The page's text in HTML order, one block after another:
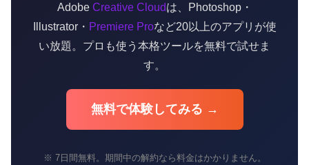
Adobe Creative Cloudは、Photoshop・
Illustrator・ Premiere Proなど20以上のアプリが使
い放題。プロも使う本格ツールを無料で試せま
す。
無料で体験してみる →
※ 7日間無料。期間中の解約なら料金はかかりません。